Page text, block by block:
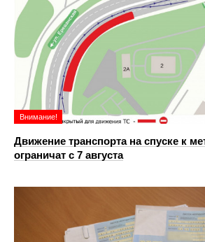
Внимание!
Движение транспорта на спуске к
ограничат с 7 августа